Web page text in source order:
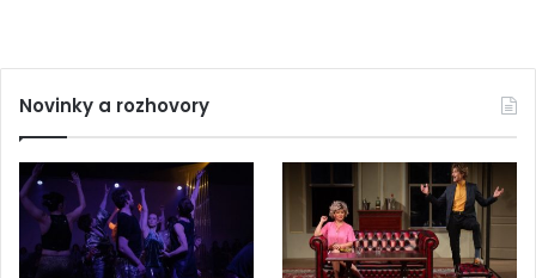
Novinky a rozhovory